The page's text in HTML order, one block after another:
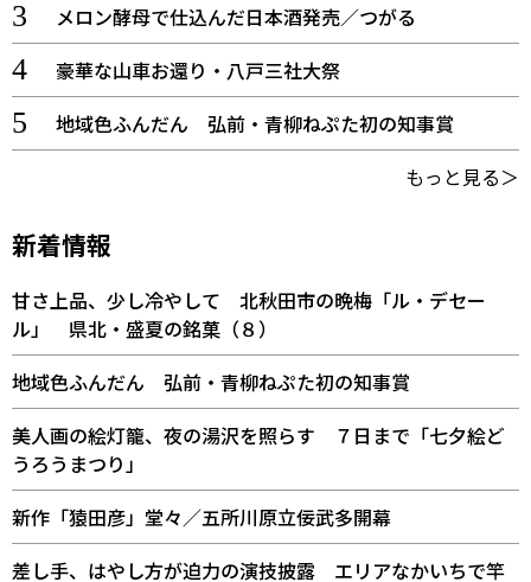
メロン酵母で仕込んだ日本酒発売／つがる
豪華な山車お還り・八戸三社大祭
地域色ふんだん 弘前・青柳ねぷた初の知事賞
もっと見る＞
新着情報
甘さ上品、少し冷やして 北秋田市の晩梅「ル・デセー
ル」 県北・盛夏の銘菓（８）
地域色ふんだん 弘前・青柳ねぷた初の知事賞
美人画の絵灯籠、夜の湯沢を照らす ７日まで「七夕絵ど
うろうまつり」
新作「猿田彦」堂々／五所川原立佞武多開幕
差し手、はやし方が迫力の演技披露 エリアなかいちで竿